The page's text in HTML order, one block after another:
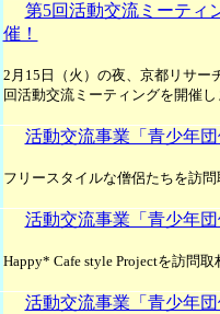
第5回活動交流ミーティ
催！
2月15日（火）の夜、京都リサー
回活動交流ミーティングを開催
活動交流事業「青少年
フリースタイルな僧侶たちを訪
活動交流事業「青少年
Happy* Cafe style Projectを訪問
活動交流事業「青少年